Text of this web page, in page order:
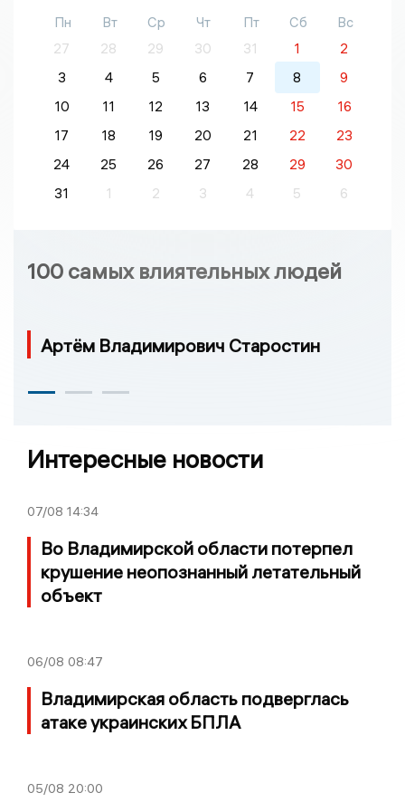
Пн Вт Ср Чт Пт Сб
Вс
27
28 29 30 31 1
2
3
4 5 6 7 8
9
10
11 12 13 14 15
16
17
18 19 20 21 22
23
24
25 26 27 28 29
30
31
1 2 3 4 5 6
100 самых влиятельных людей
Артём Владимирович Старостин
Интересные новости
07/08 14:34
Во Владимирской области потерпел
крушение неопознанный летательный
объект
06/08 08:47
Владимирская область подверглась
атаке украинских БПЛА
05/08 20:00